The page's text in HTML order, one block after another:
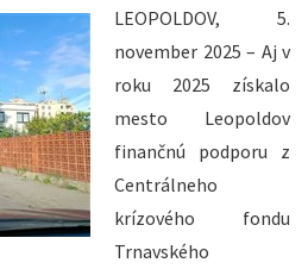
LEOPOLDOV, 5.
november 2025 – Aj v
roku 2025 získalo
mesto Leopoldov
finančnú podporu z
Centrálneho
krízového fondu
Trnavského